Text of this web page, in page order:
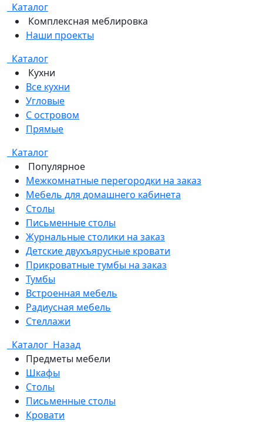
Каталог
Комплексная меблировка
Наши проекты
Каталог
Кухни
Все кухни
Угловые
С островом
Прямые
Каталог
Популярное
Межкомнатные перегородки на заказ
Мебель для домашнего кабинета
Столы
Письменные столы
Журнальные столики на заказ
Детские двухъярусные кровати
Прикроватные тумбы на заказ
Тумбы
Встроенная мебель
Радиусная мебель
Стеллажи
Каталог Назад
Предметы мебели
Шкафы
Столы
Письменные столы
Кровати